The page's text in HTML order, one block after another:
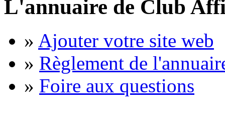
L'annuaire de Club
» Ajouter votre site web
» Règlement de
» Foire aux questions